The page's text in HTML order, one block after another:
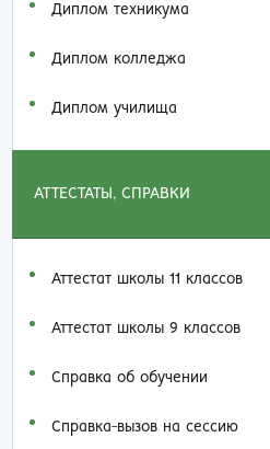
Диплом техникума
Диплом колледжа
Диплом училища
АТТЕСТАТЫ, СПРАВКИ
Аттестат школы 11 классов
Аттестат школы 9 классов
Справка об обучении
Справка-вызов на сессию